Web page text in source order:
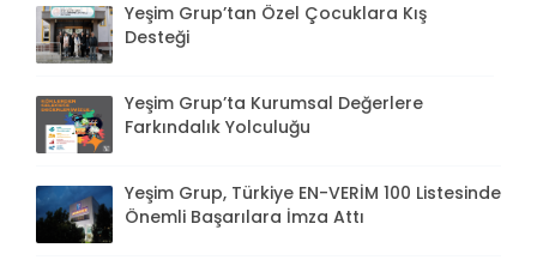
Yeşim Grup’tan Özel Çocuklara Kış
Desteği
Yeşim Grup’ta Kurumsal Değerlere
Farkındalık Yolculuğu
Yeşim Grup, Türkiye EN-VERİM 100 Listesinde
Önemli Başarılara İmza Attı